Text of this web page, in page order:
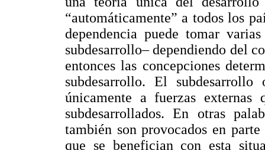
“automáticamente” a todos los
dependencia puede tomar
subdesarrollo– dependiendo del
entonces las concepciones
subdesarrollo. El
únicamente a fuerzas externas
subdesarrollados. En otras
también son provocados en
que se benefician con esta